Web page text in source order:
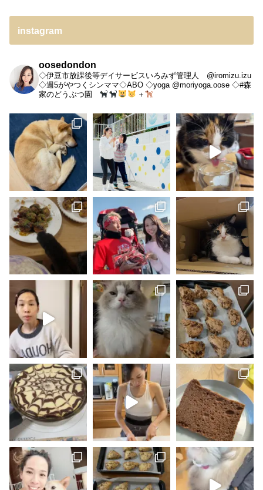
instagram
oosedondon
◇伊豆市放課後等デイサービスいろみず管理人 @iromizu.izu
◇週5がやつくシンママ◇ABO ◇yoga @moriyoga.oose ◇#森
家のどうぶつ園
＋